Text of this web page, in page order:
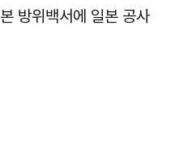
기
방위백서에 일본 공사